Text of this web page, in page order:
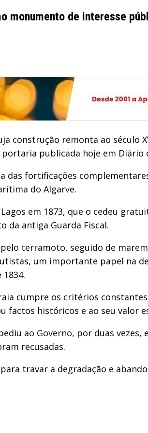
monumento de interesse
construção remonta ao século
publicada hoje em Diário
das fortificações
do Algarve.
em 1873, que o cedeu
da antiga Guarda Fiscal.
terramoto, seguido de
um importante papel na
cumpre os critérios
factos históricos e ao seu valor
ao Governo, por duas vezes,
recusadas.
travar a degradação e